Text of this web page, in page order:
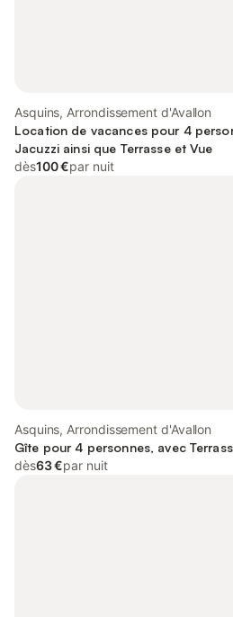
Asquins, Arrondissement d'Avallon
Location de vacances pour 4
Jacuzzi ainsi que Terrasse et Vue
dès100 €par nuit
Asquins, Arrondissement d'Avallon
Gîte pour 4 personnes, avec
dès63 €par nuit